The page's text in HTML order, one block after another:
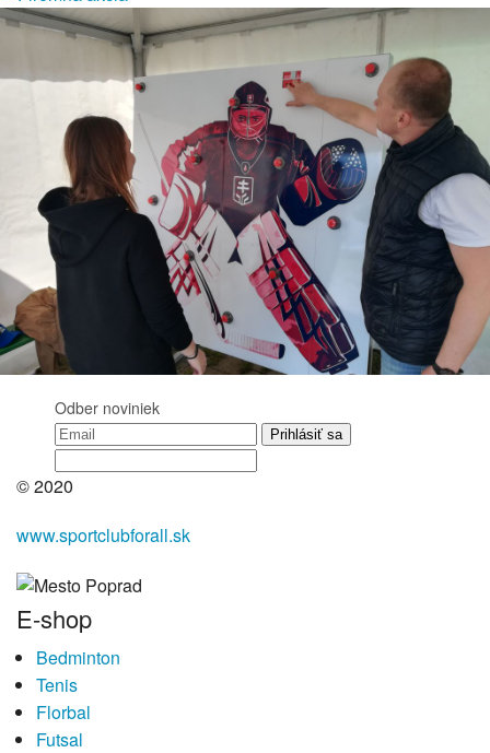
Odber noviniek
© 2020
www.sportclubforall.sk
E-shop
Bedminton
Tenis
Florbal
Futsal